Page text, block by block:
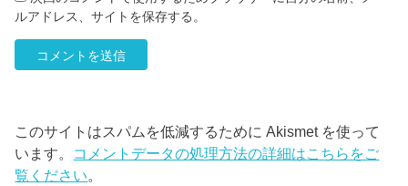
ルアドレス、サイトを保存する。
このサイトはスパムを低減するために Akismet を使って
います。 コメントデータの処理方法の詳細はこちらをご
覧ください。